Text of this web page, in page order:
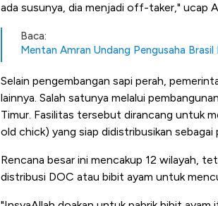
ada susunya, dia menjadi off-taker," ucap
Baca:
Mentan Amran Undang Pengusaha
Selain pengembangan sapi perah,
lainnya. Salah satunya melalui
Timur. Fasilitas tersebut dirancang untuk
old chick) yang siap didistribusikan sebagai
Rencana besar ini mencakup 12 wilayah,
distribusi DOC atau bibit ayam untuk